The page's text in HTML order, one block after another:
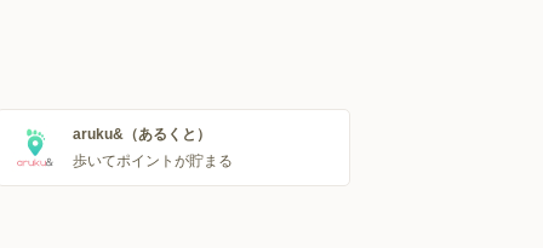
aruku&（あるくと）
歩いてポイントが貯まる